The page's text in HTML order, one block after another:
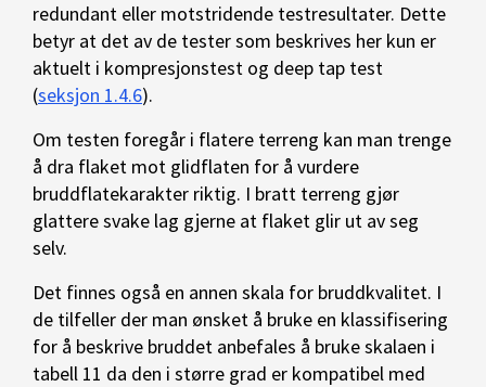
redundant eller motstridende testresultater. Dette
betyr at det av de tester som beskrives her kun er
aktuelt i kompresjonstest og deep tap test
(seksjon 1.4.6).
Om testen foregår i flatere terreng kan man trenge
å dra flaket mot glidflaten for å vurdere
bruddflatekarakter riktig. I bratt terreng gjør
glattere svake lag gjerne at flaket glir ut av seg
selv.
Det finnes også en annen skala for bruddkvalitet. I
de tilfeller der man ønsket å bruke en klassifisering
for å beskrive bruddet anbefales å bruke skalaen i
tabell 11 da den i større grad er kompatibel med